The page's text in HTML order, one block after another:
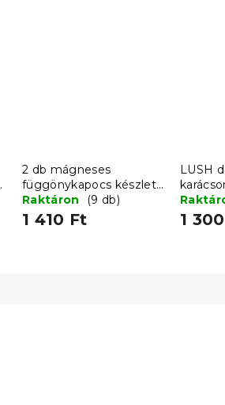
2 db mágneses
függönykapocs készlet
UMBRA, zöld
Raktáron (9 db)
1 410 Ft
LUSH
28 cm
színben
1